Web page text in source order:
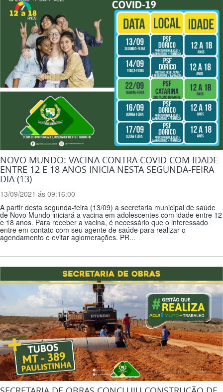
NOVO MUNDO: VACINA CONTRA COVID COM IDADE
ENTRE 12 E 18 ANOS INICIA NESTA SEGUNDA-FEIRA
DIA (13)
13/09/2021 ás 09:16:00
A partir desta segunda-feira (13/09) a secretaria municipal de saúde
de Novo Mundo iniciará a vacina em adolescentes com idade entre 12
e 18 anos. Para receber a vacina, é necessário que o interessado
entre em contato com seu agente de saúde para realizar o
agendamento e evitar aglomerações. PR...